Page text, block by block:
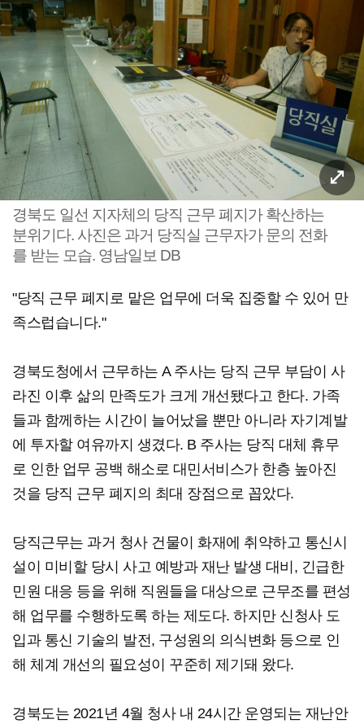
경북도 일선 지자체의 당직 근무 폐지가 확산하는
분위기다. 사진은 과거 당직실 근무자가 문의 전화
를 받는 모습. 영남일보 DB
"당직 근무 폐지로 맡은 업무에 더욱 집중할 수 있어 만
족스럽습니다."
경북도청에서 근무하는 A 주사는 당직 근무 부담이 사
라진 이후 삶의 만족도가 크게 개선됐다고 한다. 가족
들과 함께하는 시간이 늘어났을 뿐만 아니라 자기계발
에 투자할 여유까지 생겼다. B 주사는 당직 대체 휴무
로 인한 업무 공백 해소로 대민서비스가 한층 높아진
것을 당직 근무 폐지의 최대 장점으로 꼽았다.
당직근무는 과거 청사 건물이 화재에 취약하고 통신시
설이 미비할 당시 사고 예방과 재난 발생 대비, 긴급한
민원 대응 등을 위해 직원들을 대상으로 근무조를 편성
해 업무를 수행하도록 하는 제도다. 하지만 신청사 도
입과 통신 기술의 발전, 구성원의 의식변화 등으로 인
해 체계 개선의 필요성이 꾸준히 제기돼 왔다.
경북도는 2021년 4월 청사 내 24시간 운영되는 재난안